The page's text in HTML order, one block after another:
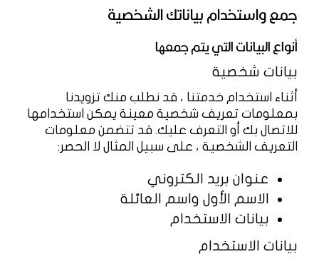
جمع واستخدام بياناتك الشخصية
أنواع البيانات التي يتم جمعها
بيانات شخصية
أثناء استخدام خدمتنا ، قد نطلب منك تزويدنا
بمعلومات تعريف شخصية معينة يمكن استخدامها
للاتصال بك أو التعرف عليك. قد تتضمن معلومات
التعريف الشخصية ، على سبيل المثال لا الحصر:
عنوان بريد الكتروني
الاسم الأول واسم العائلة
بيانات الاستخدام
بيانات الاستخدام